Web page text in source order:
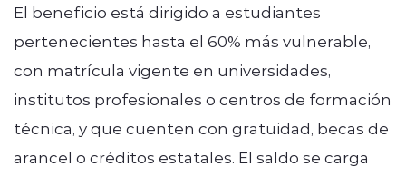
El beneficio está dirigido a estudiantes
pertenecientes hasta el 60% más vulnerable,
con matrícula vigente en universidades,
institutos profesionales o centros de formación
técnica, y que cuenten con gratuidad, becas de
arancel o créditos estatales. El saldo se carga